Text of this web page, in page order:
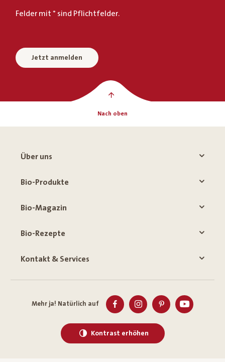
Felder mit * sind Pflichtfelder.
Jetzt anmelden
Nach oben
Über uns
Bio-Produkte
Bio-Magazin
Bio-Rezepte
Kontakt & Services
Mehr ja! Natürlich auf
Kontrast erhöhen